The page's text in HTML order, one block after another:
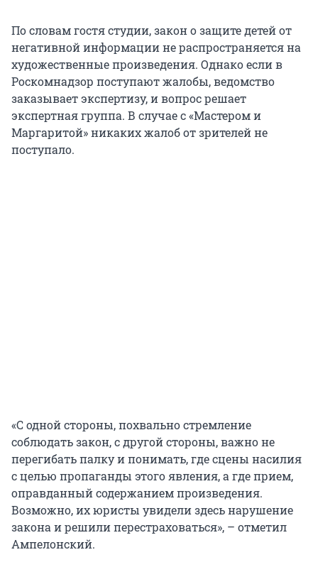
По словам гостя студии, закон о защите детей от
негативной информации не распространяется на
художественные произведения. Однако если в
Роскомнадзор поступают жалобы, ведомство
заказывает экспертизу, и вопрос решает
экспертная группа. В случае с «Мастером и
Маргаритой» никаких жалоб от зрителей не
поступало.
«С одной стороны, похвально стремление
соблюдать закон, с другой стороны, важно не
перегибать палку и понимать, где сцены насилия
с целью пропаганды этого явления, а где прием,
оправданный содержанием произведения.
Возможно, их юристы увидели здесь нарушение
закона и решили перестраховаться», – отметил
Ампелонский.